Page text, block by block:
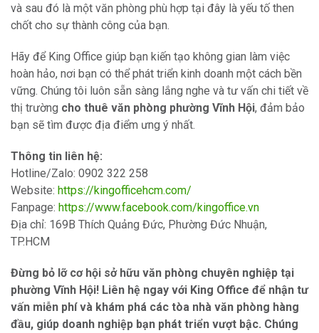
và sau đó là một văn phòng phù hợp tại đây là yếu tố then
chốt cho sự thành công của bạn.
Hãy để King Office giúp bạn kiến tạo không gian làm việc
hoàn hảo, nơi bạn có thể phát triển kinh doanh một cách bền
vững. Chúng tôi luôn sẵn sàng lắng nghe và tư vấn chi tiết về
thị trường cho thuê văn phòng phường Vĩnh Hội, đảm bảo
bạn sẽ tìm được địa điểm ưng ý nhất.
Thông tin liên hệ:
Hotline/Zalo: 0902 322 258
Website: https://kingofficehcm.com/
Fanpage: https://www.facebook.com/kingoffice.vn
Địa chỉ: 169B Thích Quảng Đức, Phường Đức Nhuận,
TP.HCM
Đừng bỏ lỡ cơ hội sở hữu văn phòng chuyên nghiệp tại
phường Vĩnh Hội! Liên hệ ngay với King Office để nhận tư
vấn miễn phí và khám phá các tòa nhà văn phòng hàng
đầu, giúp doanh nghiệp bạn phát triển vượt bậc. Chúng